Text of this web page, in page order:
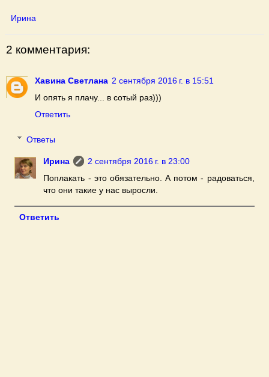
Ирина
2 комментария:
Хавина Светлана 2 сентября 2016 г. в 15:51
И опять я плачу... в сотый раз)))
Ответить
Ответы
Ирина
2 сентября 2016 г. в 23:00
Поплакать - это обязательно. А потом - радоваться,
что они такие у нас выросли.
Ответить